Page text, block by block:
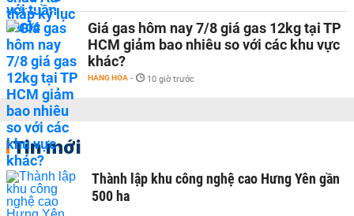
Giá gas hôm nay 7/8 giá gas 12kg tại TP
HCM giảm bao nhiêu so với các khu vực
khác?
HÀNG HÓA - 10 giờ trước
Tin mới
Thành lập khu công nghệ cao Hưng Yên gần
500 ha